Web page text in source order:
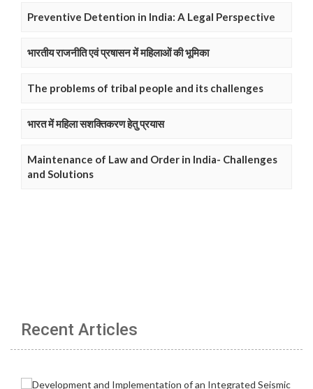
Preventive Detention in India: A Legal Perspective
भारतीय राजनीति एवं प्रषासन में महिलाओं की भूमिका
The problems of tribal people and its challenges
भारत में महिला सशक्तिकरण हेतु प्रयास
Maintenance of Law and Order in India- Challenges
and Solutions
Recent Articles